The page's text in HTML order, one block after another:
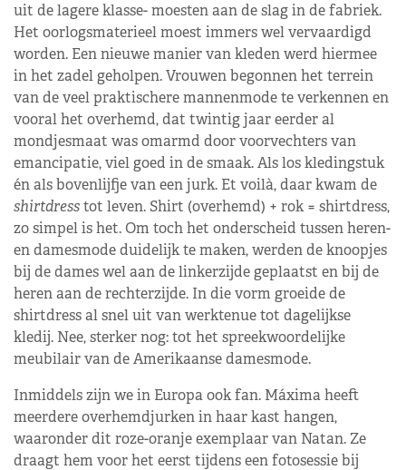
uit de lagere klasse- moesten aan de slag in de fabriek.
Het oorlogsmaterieel moest immers wel vervaardigd
worden. Een nieuwe manier van kleden werd hiermee
in het zadel geholpen. Vrouwen begonnen het terrein
van de veel praktischere mannenmode te verkennen en
vooral het overhemd, dat twintig jaar eerder al
mondjesmaat was omarmd door voorvechters van
emancipatie, viel goed in de smaak. Als los kledingstuk
én als bovenlijfje van een jurk. Et voilà, daar kwam de
shirtdresstot leven. Shirt (overhemd) + rok = shirtdress,
zo simpel is het. Om toch het onderscheid tussen heren-
en damesmode duidelijk te maken, werden de knoopjes
bij de dames wel aan de linkerzijde geplaatst en bij de
heren aan de rechterzijde. In die vorm groeide de
shirtdress al snel uit van werktenue tot dagelijkse
kledij. Nee, sterker nog: tot het spreekwoordelijke
meubilair van de Amerikaanse damesmode.
Inmiddels zijn we in Europa ook fan. Máxima heeft
meerdere overhemdjurken in haar kast hangen,
waaronder dit roze-oranje exemplaar van Natan. Ze
draagt hem voor het eerst tijdens een fotosessie bij